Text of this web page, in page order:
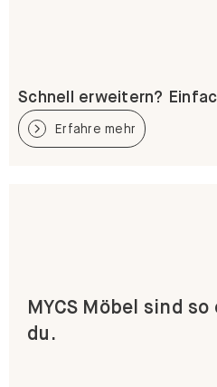
Schnell erweitern?
Erfahre mehr
MYCS Möbel sind
du.